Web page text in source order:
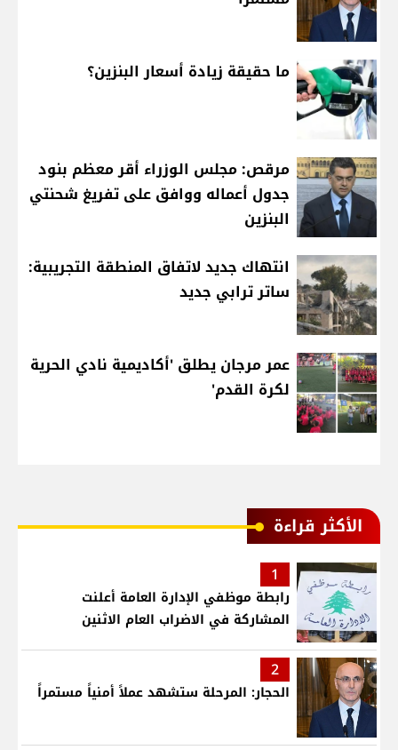
ما حقيقة زيادة أسعار البنزين؟
مرقص: مجلس الوزراء أقر معظم بنود
جدول أعماله ووافق على تفريغ شحنتي
البنزين
انتهاك جديد لاتفاق المنطقة التجريبية:
ساتر ترابي جديد
عمر مرجان يطلق 'أكاديمية نادي الحرية
لكرة القدم'
الأكثر قراءة
1
رابطة موظفي الإدارة العامة أعلنت
المشاركة في الاضراب العام الاثنين
2
الحجار: المرحلة ستشهد عملاً أمنياً مستمراً